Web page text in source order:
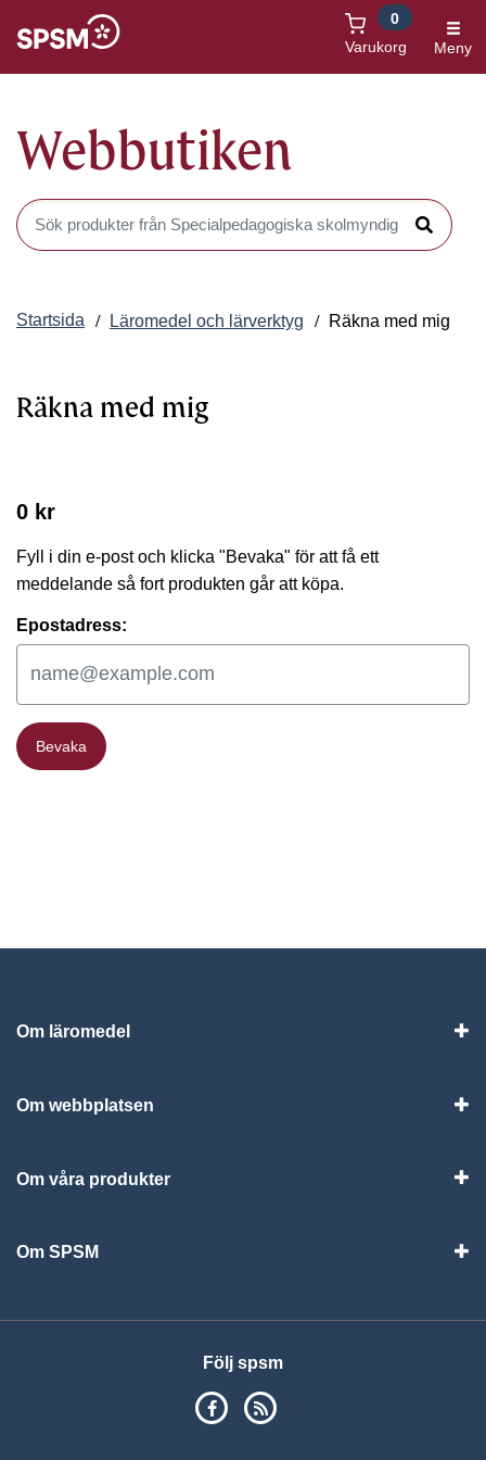
Varukorg
0
Meny
Webbutiken
Sök produkter i Webbutiken
Sök
Startsida Läromedel och lärverktyg Räkna med mig
Räkna med mig
0 kr
Fyll i din e-post och klicka "Bevaka" för att få ett
meddelande så fort produkten går att köpa.
Epostadress:
Bevaka
Bevaka
Om läromedel
Om webbplatsen
Om våra produkter
Om SPSM
Följ spsm
SPSM på Facebook